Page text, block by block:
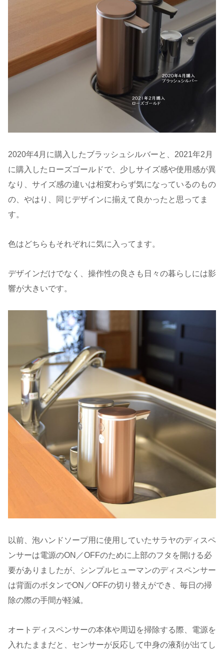
2020年4月に購入したブラッシュシルバーと、2021年2月
に購入したローズゴールドで、少しサイズ感や使用感が異
なり、サイズ感の違いは相変わらず気になっているのもの
の、やはり、同じデザインに揃えて良かったと思ってま
す。
色はどちらもそれぞれに気に入ってます。
デザインだけでなく、操作性の良さも日々の暮らしには影
響が大きいです。
以前、泡ハンドソープ用に使用していたサラヤのディスペ
ンサーは電源のON／OFFのために上部のフタを開ける必
要がありましたが、シンプルヒューマンのディスペンサー
は背面のボタンでON／OFFの切り替えができ、毎日の掃
除の際の手間が軽減。
オートディスペンサーの本体や周辺を掃除する際、電源を
入れたままだと、センサーが反応して中身の液剤が出てし